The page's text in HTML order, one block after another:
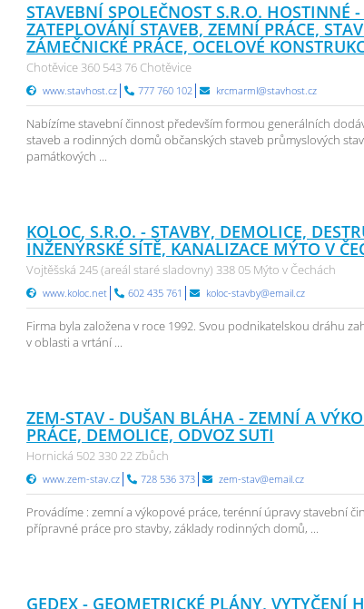
STAVEBNÍ SPOLEČNOST S.R.O. HOSTINNÉ -
ZATEPLOVÁNÍ STAVEB, ZEMNÍ PRÁCE,
ZÁMEČNICKÉ PRÁCE, OCELOVÉ
Chotěvice 360 543 76 Chotěvice
www.stavhost.cz 777 760 102 krcmarml@stavhost.cz
Nabízíme stavební činnost především formou generálních
staveb a rodinných domů občanských staveb průmyslových
památkových ...
KOLOC, S.R.O. - STAVBY, DEMOLICE,
INŽENÝRSKÉ SÍTĚ, KANALIZACE MÝTO V
Vojtěšská 245 (areál staré sladovny) 338 05 Mýto v Čechách
www.koloc.net 602 435 761 koloc-stavby@email.cz
Firma byla založena v roce 1992. Svou podnikatelskou dráhu
v oblasti a vrtání ...
ZEM-STAV - DUŠAN BLÁHA - ZEMNÍ A
PRÁCE, DEMOLICE, ODVOZ SUTI
Hornická 502 330 22 Zbůch
www.zem-stav.cz 728 536 373 zem-stav@email.cz
Provádíme : zemní a výkopové práce, terénní úpravy stavební
přípravné práce pro stavby, základy rodinných domů, ...
GEDEX - GEOMETRICKÉ PLÁNY, VYTYČENÍ